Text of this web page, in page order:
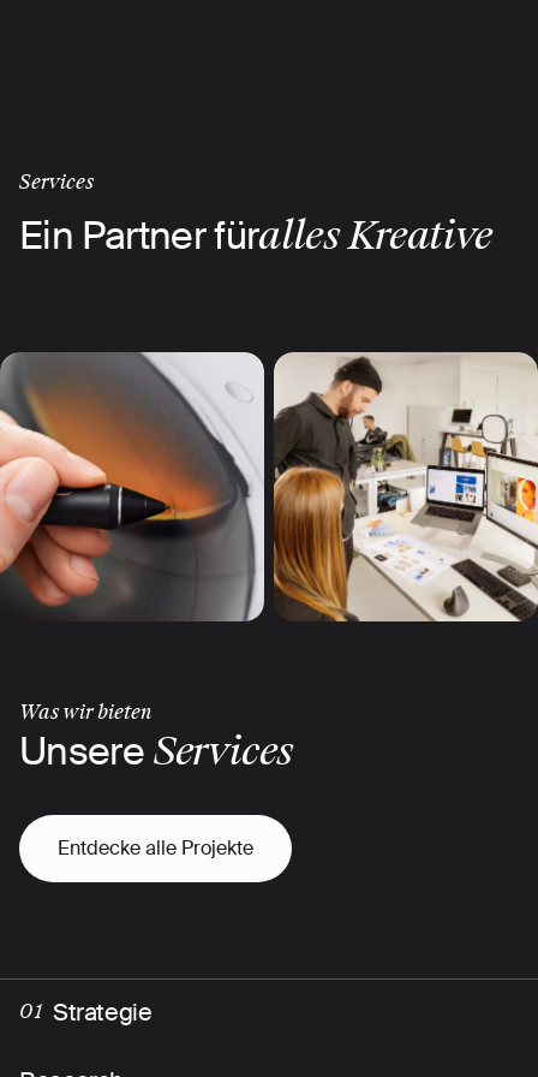
Services
Ein Partner füralles Kreative
Was wir bieten
UnsereServices
Entdecke alle Projekte
01 Strategie